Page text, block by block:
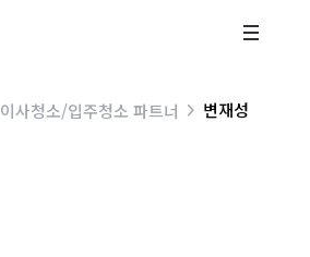
이사청소/입주청소 파트너 변재성